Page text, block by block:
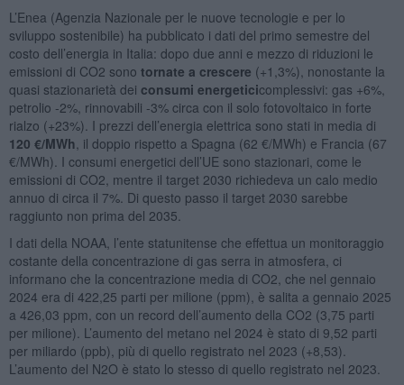
L’Enea (Agenzia Nazionale per le nuove tecnologie e per lo
sviluppo sostenibile) ha pubblicato i dati del primo semestre del
costo dell’energia in Italia: dopo due anni e mezzo di riduzioni le
emissioni di CO2 sono tornate a crescere (+1,3%), nonostante la
quasi stazionarietà dei consumi energeticicomplessivi: gas +6%,
petrolio -2%, rinnovabili -3% circa con il solo fotovoltaico in forte
rialzo (+23%). I prezzi dell’energia elettrica sono stati in media di
120 €/MWh , il doppio rispetto a Spagna (62 €/MWh) e Francia (67
€/MWh). I consumi energetici dell’UE sono stazionari, come le
emissioni di CO2, mentre il target 2030 richiedeva un calo medio
annuo di circa il 7%. Di questo passo il target 2030 sarebbe
raggiunto non prima del 2035.
I dati della NOAA, l’ente statunitense che effettua un monitoraggio
costante della concentrazione di gas serra in atmosfera, ci
informano che la concentrazione media di CO2, che nel gennaio
2024 era di 422,25 parti per milione (ppm), è salita a gennaio 2025
a 426,03 ppm, con un record dell’aumento della CO2 (3,75 parti
per milione). L’aumento del metano nel 2024 è stato di 9,52 parti
per miliardo (ppb), più di quello registrato nel 2023 (+8,53).
L’aumento del N2O è stato lo stesso di quello registrato nel 2023.